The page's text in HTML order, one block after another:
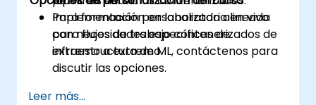
Implementación en laboratorio en vivo
para flujos de trabajo contenerizados de
extremo a extremo.
Para formación personalizada alineada
con necesidades específicas de
infraestructura de ML, contáctenos para
discutir las opciones.
Leer más...